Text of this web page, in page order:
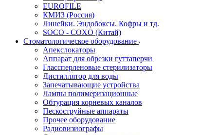
EUROFILE
КМИЗ (Россия)
Линейки. Эндобоксы. Кофры и тд.
SOCO - COXO (Китай)
Стоматологическое оборудование
Апекслокаторы
Аппарат для обрезки гуттаперчи
Глассперленовые стерилизаторы
Дистиллятор для воды
Запечатывающие устройства
Лампы полимеризационные
Обтурация корневых каналов
Пескоструйные аппараты
Прочее оборудование
Радиовизиографы